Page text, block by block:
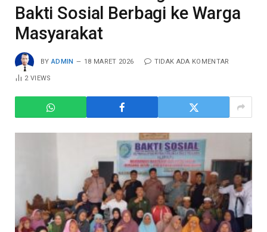
Bakti Sosial Berbagi ke Warga
Masyarakat
BY ADMIN 18 MARET 2026 TIDAK ADA KOMENTAR
2VIEWS